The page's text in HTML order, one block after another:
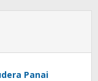
Panai